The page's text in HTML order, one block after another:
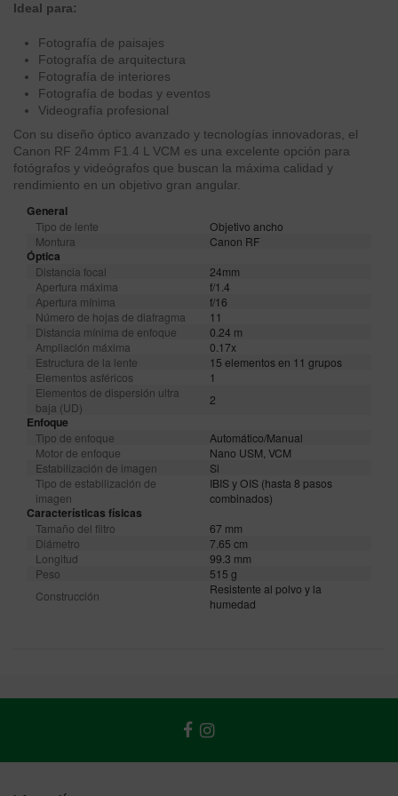
Ideal para:
Fotografía de paisajes
Fotografía de arquitectura
Fotografía de interiores
Fotografía de bodas y eventos
Videografía profesional
Con su diseño óptico avanzado y tecnologías innovadoras, el
Canon RF 24mm F1.4 L VCM es una excelente opción para
fotógrafos y videógrafos que buscan la máxima calidad y
rendimiento en un objetivo gran angular.
General
Tipo de lente
Objetivo ancho
Montura
Canon RF
Óptica
Distancia focal
24mm
Apertura máxima
f/1.4
Apertura mínima
f/16
Número de hojas de diafragma
11
Distancia mínima de enfoque
0.24 m
Ampliación máxima
0.17x
Estructura de la lente
15 elementos en 11 grupos
Elementos asféricos
1
Elementos de dispersión ultra
baja (UD)
2
Enfoque
Tipo de enfoque
Automático/Manual
Motor de enfoque
Nano USM, VCM
Estabilización de imagen
Si
Tipo de estabilización de
imagen
IBIS y OIS (hasta 8 pasos
combinados)
Características físicas
Tamaño del filtro
67 mm
Diámetro
7.65 cm
Longitud
99.3 mm
Peso
515 g
Construcción
Resistente al polvo y la
humedad